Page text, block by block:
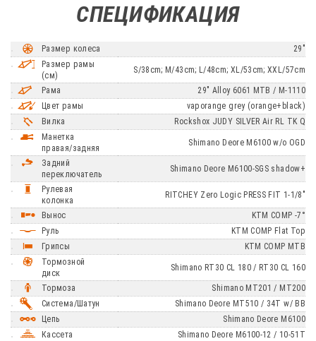
СПЕЦИФИКАЦИЯ
Размер колеса
29"
Размер рамы
(см)
S/38cm; M/43cm; L/48cm; XL/53cm; XXL/57cm
Рама
29" Alloy 6061 MTB / M-1110
Цвет рамы
vaporange grey (orange+black)
Вилка
Rockshox JUDY SILVER Air RL TK Q
Манетка
правая/задняя
Shimano Deore M6100 w/o OGD
Задний
переключатель
Shimano Deore M6100-SGS shadow+
Рулевая
колонка
RITCHEY Zero Logic PRESS FIT 1-1/8"
Вынос
KTM COMP -7°
Руль
KTM COMP Flat Top
Грипсы
KTM COMP MTB
Тормозной
диск
Shimano RT30 CL 180 / RT30 CL 160
Тормоза
Shimano MT201 / MT200
Система/Шатун
Shimano Deore MT510 / 34T w/ BB
Цепь
Shimano Deore M6100
Кассета
Shimano Deore M6100-12 / 10-51T